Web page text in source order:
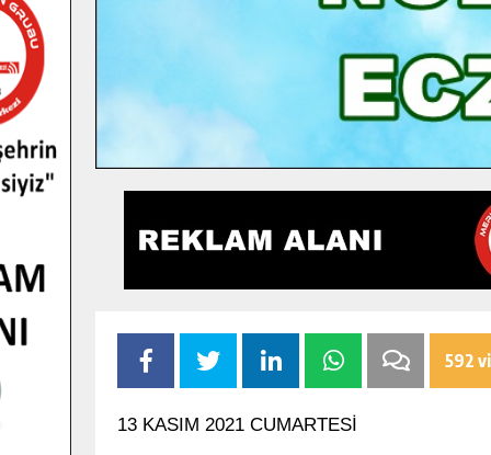
592
13 KASIM 2021 CUMARTESİ